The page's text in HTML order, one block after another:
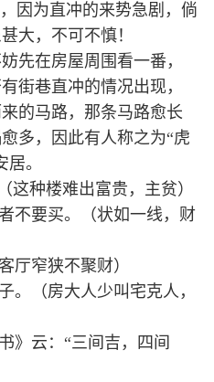
因为直冲的来势急剧，倘
大，不可不慎！
先在房屋周围看一番，
街巷直冲的情况出现，
的马路，那条马路愈长
多，因此有人称之为“虎
。
这种楼难出富贵，主贫）
不要买。（状如一线，财
厅窄狭不聚财）
。（房大人少叫宅克人，
》云：“三间吉，四间